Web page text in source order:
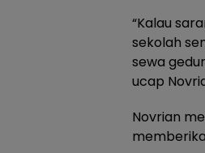
“Kalau
sekolah
sewa
ucap
Novrian